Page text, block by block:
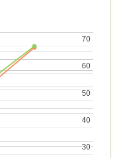
30
30
40
40
50
50
60
60
70
70